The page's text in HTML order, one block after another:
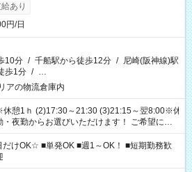
あり
円/日
10分 / 千船駅から徒歩12分 / 尼崎(阪神線)駅
歩1分 / …
アの物流倉庫内
憩1ｈ (2)17:30～21:30 (3)21:15～翌8:00※休
・夜勤からお選びいただけます！ ご希望に合
他選べる勤務時間】 8-17
10-18時/11-21時/18-22時/20-翌4時/21-翌5
時 ご自身のご都合で選んで頂ける完全自由シ
けOK☆ ■単発OK ■週1～OK！ ■短期勤務歓